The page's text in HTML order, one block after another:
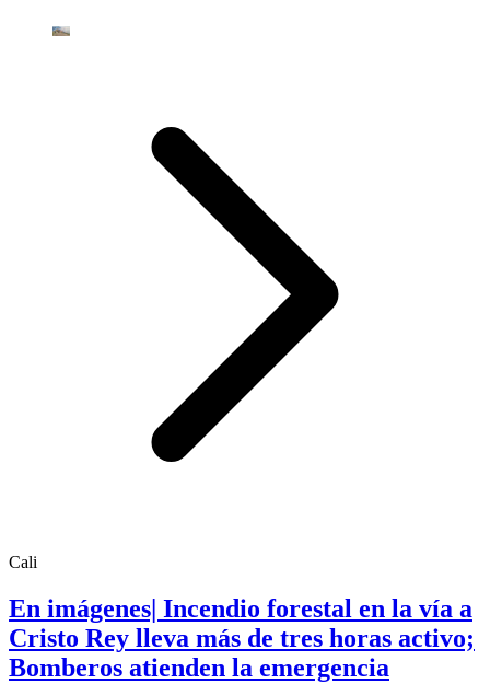
Cali
En imágenes| Incendio forestal en la vía a
Cristo Rey lleva más de tres horas activo;
Bomberos atienden la emergencia